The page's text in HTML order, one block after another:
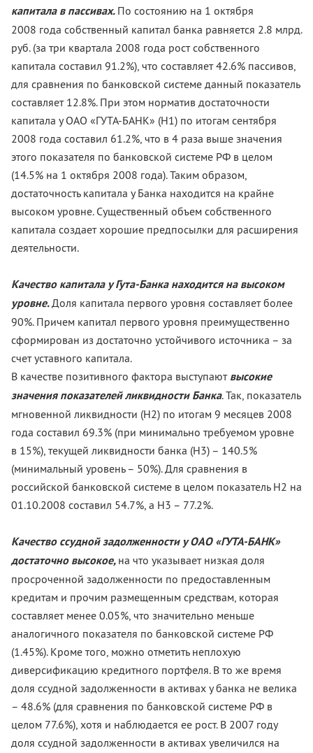
капитала в пассивах. По состоянию на 1 октября
2008 года собственный капитал банка равняется 2.8 млрд.
руб. (за три квартала 2008 года рост собственного
капитала составил 91.2%), что составляет 42.6% пассивов,
для сравнения по банковской системе данный показатель
составляет 12.8%. При этом норматив достаточности
капитала у ОАО «ГУТА-БАНК» (Н1) по итогам сентября
2008 года составил 61.2%, что в 4 раза выше значения
этого показателя по банковской системе РФ в целом
(14.5% на 1 октября 2008 года). Таким образом,
достаточность капитала у Банка находится на крайне
высоком уровне. Существенный объем собственного
капитала создает хорошие предпосылки для расширения
деятельности.
Качество капитала у Гута-Банка находится на высоком
уровне.Доля капитала первого уровня составляет более
90%. Причем капитал первого уровня преимущественно
сформирован из достаточно устойчивого источника – за
счет уставного капитала.
В качестве позитивного фактора выступают высокие
значения показателей ликвидности Банка. Так, показатель
мгновенной ликвидности (Н2) по итогам 9 месяцев 2008
года составил 69.3% (при минимально требуемом уровне
в 15%), текущей ликвидности банка (Н3) – 140.5%
(минимальный уровень – 50%). Для сравнения в
российской банковской системе в целом показатель Н2 на
01.10.2008 составил 54.7%, а Н3 – 77.2%.
Качество ссудной задолженности у ОАО «ГУТА-БАНК»
достаточно высокое, на что указывает низкая доля
просроченной задолженности по предоставленным
кредитам и прочим размещенным средствам, которая
составляет менее 0.05%, что значительно меньше
аналогичного показателя по банковской системе РФ
(1.45%). Кроме того, можно отметить неплохую
диверсификацию кредитного портфеля. В то же время
доля ссудной задолженности в активах у банка не велика
– 48.6% (для сравнения по банковской системе РФ в
целом 77.6%), хотя и наблюдается ее рост. В 2007 году
доля ссудной задолженности в активах увеличился на